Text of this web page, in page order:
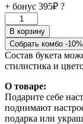
+ бонус 395₽ ?
Количество
товара
Букет
из
31
белого
пиона
🤍
В корзину
Собрать комбо -10%
Состав букета
стилистика и
О товаре:
Подарите себе
поднимают
подарка или